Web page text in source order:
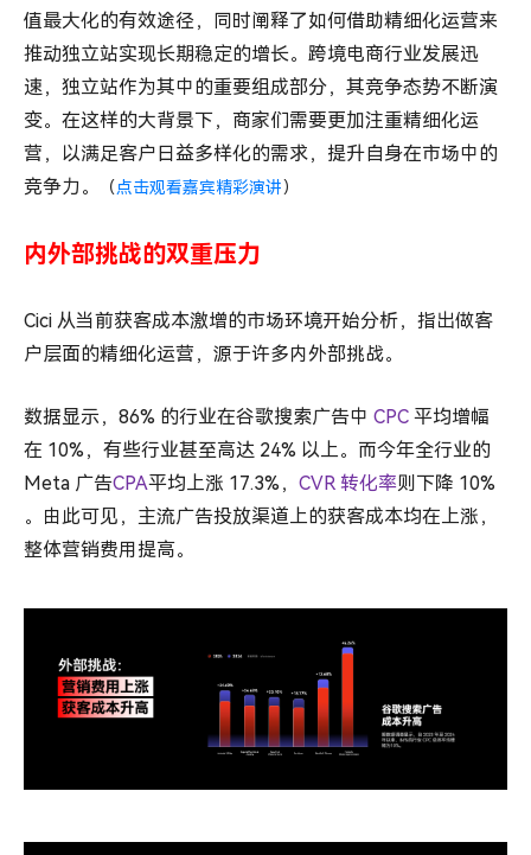
值最大化的有效途径，同时阐释了如何借助精细化运营来
推动独立站实现长期稳定的增长。跨境电商行业发展迅
速，独立站作为其中的重要组成部分，其竞争态势不断演
变。在这样的大背景下，商家们需要更加注重精细化运
营，以满足客户日益多样化的需求，提升自身在市场中的
竞争力。
（点击观看嘉宾精彩演讲）
内外部挑战的双重压力
Cici 从当前获客成本激增的市场环境开始分析，指出做客
户层面的精细化运营，源于许多内外部挑战。
数据显示，86% 的行业在谷歌搜索广告中 CPC 平均增幅
在 10%，有些行业甚至高达 24% 以上。而今年全行业的
Meta 广告CPA平均上涨 17.3%， CVR 转化率则下降 10%
。由此可见，主流广告投放渠道上的获客成本均在上涨，
整体营销费用提高。